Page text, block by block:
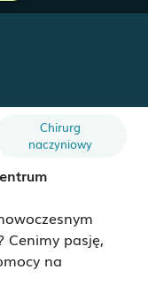
Chirurg
naczyniowy
Cenimy pasję,
na